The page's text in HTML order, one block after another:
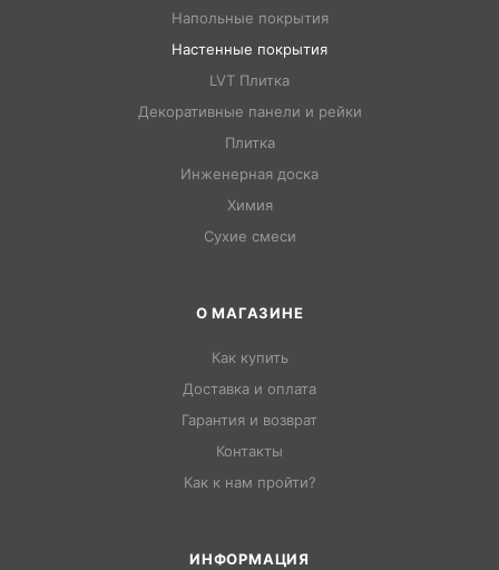
Напольные покрытия
Настенные покрытия
LVT Плитка
Декоративные панели и рейки
Плитка
Инженерная доска
Химия
Сухие смеси
О МАГАЗИНЕ
Как купить
Доставка и оплата
Гарантия и возврат
Контакты
Как к нам пройти?
ИНФОРМАЦИЯ